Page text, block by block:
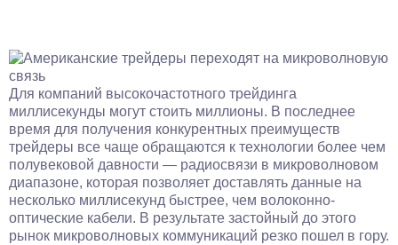
Для компаний высокочастотного трейдинга
миллисекунды могут стоить миллионы. В последнее
время для получения конкурентных преимуществ
трейдеры все чаще обращаются к технологии более чем
полувековой давности — радиосвязи в микроволновом
диапазоне, которая позволяет доставлять данные на
несколько миллисекунд быстрее, чем волоконно-
оптические кабели. В результате застойный до этого
рынок микроволновых коммуникаций резко пошел в гору.